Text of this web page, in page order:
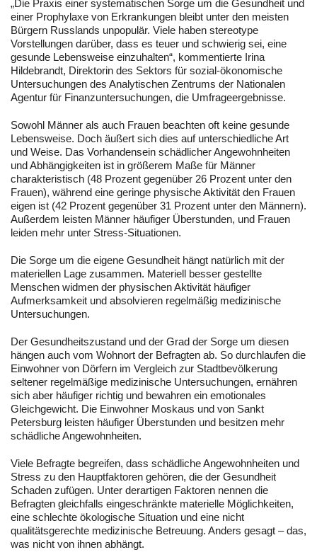
„Die Praxis einer systematischen Sorge um die Gesundheit und
einer Prophylaxe von Erkrankungen bleibt unter den meisten
Bürgern Russlands unpopulär. Viele haben stereotype
Vorstellungen darüber, dass es teuer und schwierig sei, eine
gesunde Lebensweise einzuhalten“, kommentierte Irina
Hildebrandt, Direktorin des Sektors für sozial-ökonomische
Untersuchungen des Analytischen Zentrums der Nationalen
Agentur für Finanzuntersuchungen, die Umfrageergebnisse.
Sowohl Männer als auch Frauen beachten oft keine gesunde
Lebensweise. Doch äußert sich dies auf unterschiedliche Art
und Weise. Das Vorhandensein schädlicher Angewohnheiten
und Abhängigkeiten ist in größerem Maße für Männer
charakteristisch (48 Prozent gegenüber 26 Prozent unter den
Frauen), während eine geringe physische Aktivität den Frauen
eigen ist (42 Prozent gegenüber 31 Prozent unter den Männern).
Außerdem leisten Männer häufiger Überstunden, und Frauen
leiden mehr unter Stress-Situationen.
Die Sorge um die eigene Gesundheit hängt natürlich mit der
materiellen Lage zusammen. Materiell besser gestellte
Menschen widmen der physischen Aktivität häufiger
Aufmerksamkeit und absolvieren regelmäßig medizinische
Untersuchungen.
Der Gesundheitszustand und der Grad der Sorge um diesen
hängen auch vom Wohnort der Befragten ab. So durchlaufen die
Einwohner von Dörfern im Vergleich zur Stadtbevölkerung
seltener regelmäßige medizinische Untersuchungen, ernähren
sich aber häufiger richtig und bewahren ein emotionales
Gleichgewicht. Die Einwohner Moskaus und von Sankt
Petersburg leisten häufiger Überstunden und besitzen mehr
schädliche Angewohnheiten.
Viele Befragte begreifen, dass schädliche Angewohnheiten und
Stress zu den Hauptfaktoren gehören, die der Gesundheit
Schaden zufügen. Unter derartigen Faktoren nennen die
Befragten gleichfalls eingeschränkte materielle Möglichkeiten,
eine schlechte ökologische Situation und eine nicht
qualitätsgerechte medizinische Betreuung. Anders gesagt – das,
was nicht von ihnen abhängt.